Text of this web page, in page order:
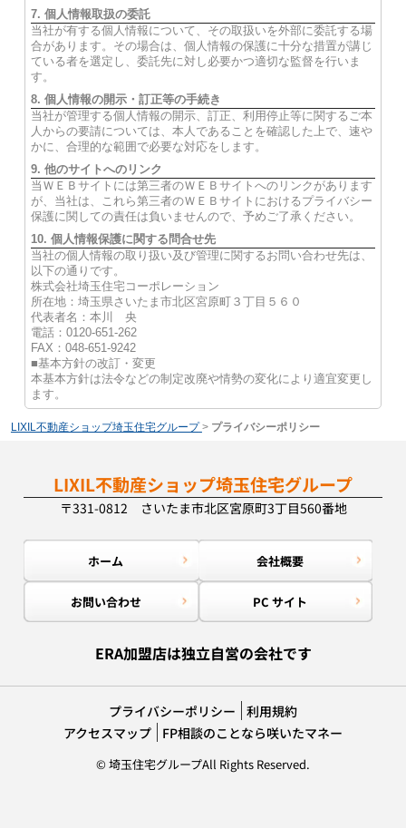
7. 個人情報取扱の委託
当社が有する個人情報について、その取扱いを外部に委託する場
合があります。その場合は、個人情報の保護に十分な措置が講じ
ている者を選定し、委託先に対し必要かつ適切な監督を行いま
す。
8. 個人情報の開示・訂正等の手続き
当社が管理する個人情報の開示、訂正、利用停止等に関するご本
人からの要請については、本人であることを確認した上で、速や
かに、合理的な範囲で必要な対応をします。
9. 他のサイトへのリンク
当ＷＥＢサイトには第三者のＷＥＢサイトへのリンクがあります
が、当社は、これら第三者のＷＥＢサイトにおけるプライバシー
保護に関しての責任は負いませんので、予めご了承ください。
10. 個人情報保護に関する問合せ先
当社の個人情報の取り扱い及び管理に関するお問い合わせ先は、
以下の通りです。
株式会社埼玉住宅コーポレーション
所在地：埼玉県さいたま市北区宮原町３丁目５６０
代表者名：本川 央
電話：0120-651-262
FAX：048-651-9242
■基本方針の改訂・変更
本基本方針は法令などの制定改廃や情勢の変化により適宜変更し
ます。
LIXIL不動産ショップ埼玉住宅グループ > プライバシーポリシー
LIXIL不動産ショップ埼玉住宅グループ
〒331-0812 さいたま市北区宮原町3丁目560番地
ホーム 会社概要
お問い合わせ PC サイト
ERA加盟店は独立自営の会社です
プライバシーポリシー
利用規約
アクセスマップ
FP相談のことなら咲いたマネー
© 埼玉住宅グループAll Rights Reserved.